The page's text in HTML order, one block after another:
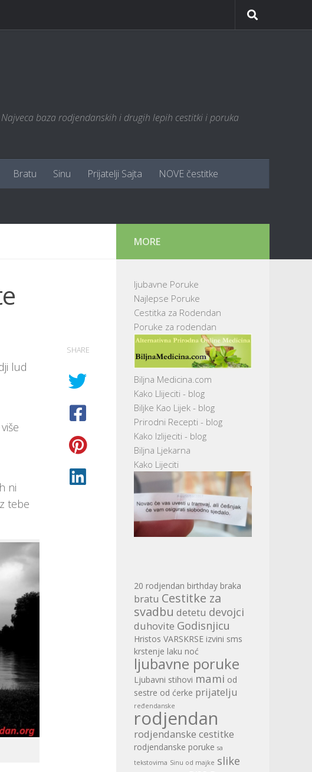
baza rodjendanskih i drugih lepih cestitki i poruka
Bratu Sinu Prijatelji Sajta NOVE čestitke
lud
ni
tebe
SHARE
MORE
ljubavne Poruke
Najlepse Poruke
Cestitka za Rodendan
Poruke za rodendan
Biljna Medicina.com
Kako Llijeciti - blog
Biljke Kao Lijek - blog
Prirodni Recepti - blog
Kako Izlijeciti - blog
Biljna Ljekarna
Kako Lijeciti
20 rodjendan birthday braka
bratu Cestitke za
svadbu detetu devojci
duhovite Godisnjicu
Hristos VARSKRSE izvini sms
krstenje laku noć
ljubavne poruke
Ljubavni stihovi mami od
sestre od ćerke prijatelju
ređendanske
rodjendan
rodjendanske cestitke
rodjendanske poruke sa
tekstovima Sinu od majke slike